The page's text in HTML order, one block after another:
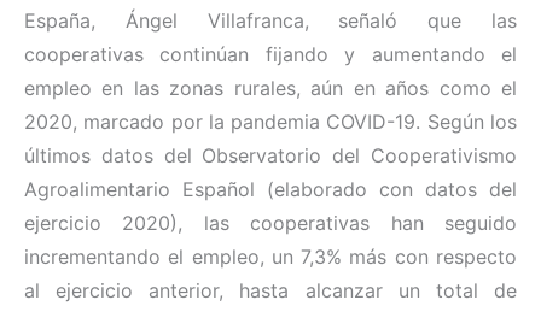
España, Ángel Villafranca, señaló que las
cooperativas continúan fijando y aumentando el
empleo en las zonas rurales, aún en años como el
2020, marcado por la pandemia COVID-19. Según los
últimos datos del Observatorio del Cooperativismo
Agroalimentario Español (elaborado con datos del
ejercicio 2020), las cooperativas han seguido
incrementando el empleo, un 7,3% más con respecto
al ejercicio anterior, hasta alcanzar un total de